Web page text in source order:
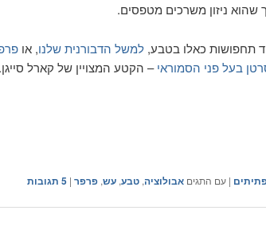
שהוא ניזון משרכים מטפסים.
תחפושות כאלו בטבע, למשל הדבורנית שלנו, או
בעל פני הסמוראי– הקטע המצויין של קארל סייגן.
| עם התגים אבולוציה, טבע, עש, פרפר |
5 תגובות